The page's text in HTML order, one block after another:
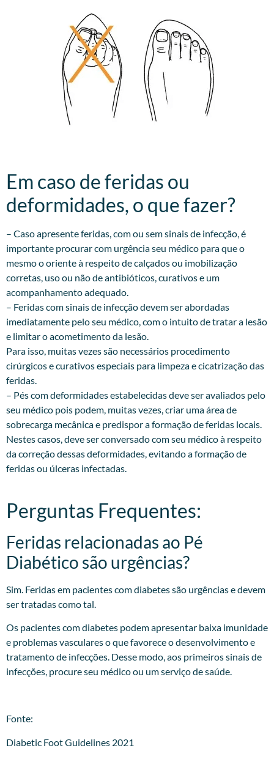
Em caso de feridas ou
deformidades, o que fazer?​
– Caso apresente feridas, com ou sem sinais de infecção, é
importante procurar com urgência seu médico para que o
mesmo o oriente à respeito de calçados ou imobilização
corretas, uso ou não de antibióticos, curativos e um
acompanhamento adequado.
– Feridas com sinais de infecção devem ser abordadas
imediatamente pelo seu médico, com o intuito de tratar a lesão
e limitar o acometimento da lesão.
Para isso, muitas vezes são necessários procedimento
cirúrgicos e curativos especiais para limpeza e cicatrização das
feridas.
– Pés com deformidades estabelecidas deve ser avaliados pelo
seu médico pois podem, muitas vezes, criar uma área de
sobrecarga mecânica e predispor a formação de feridas locais.
Nestes casos, deve ser conversado com seu médico à respeito
da correção dessas deformidades, evitando a formação de
feridas ou úlceras infectadas.
Perguntas Frequentes:
Feridas relacionadas ao Pé
Diabético são urgências?
Sim. Feridas em pacientes com diabetes são urgências e devem
ser tratadas como tal.
Os pacientes com diabetes podem apresentar baixa imunidade
e problemas vasculares o que favorece o desenvolvimento e
tratamento de infecções. Desse modo, aos primeiros sinais de
infecções, procure seu médico ou um serviço de saúde.
Fonte:
Diabetic Foot Guidelines 2021